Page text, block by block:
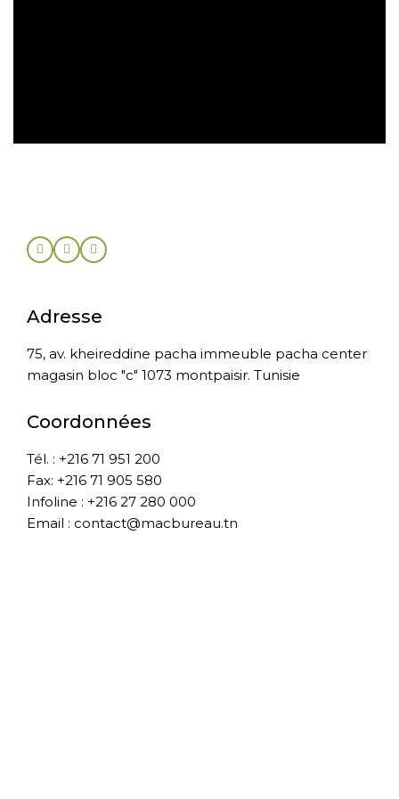
Adresse
75, av. kheireddine pacha immeuble pacha center
magasin bloc "c" 1073 montpaisir. Tunisie
Coordonnées
Tél. : +216 71 951 200
Fax: +216 71 905 580
Infoline : +216 27 280 000
Email : contact@macbureau.tn